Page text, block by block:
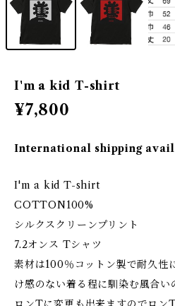
I'm a kid T-shirt
¥7,800
International shipping
I'm a kid T-shirt
COTTON100%
シルクスクリーンプリント
7.2オンス Tシャツ
素材は100％コットン製で耐久性
け感のない着る程に馴染む風合い